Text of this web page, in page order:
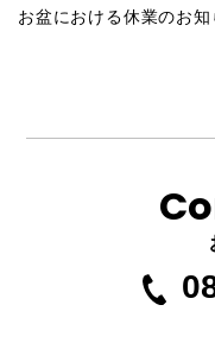
お盆における休業のお知